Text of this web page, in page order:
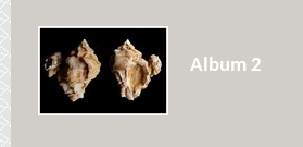
Album 2